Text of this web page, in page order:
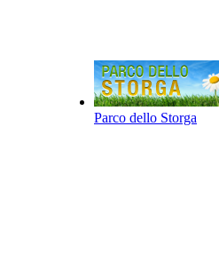
Parco dello Storga